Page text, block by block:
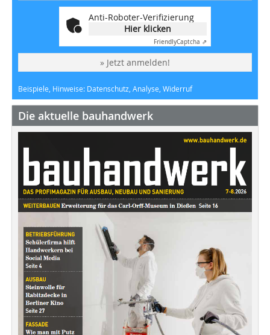
Anti-Roboter-Verifizierung
Hier klicken
FriendlyCaptcha ⇗
» Jetzt anmelden!
Beispiele, Hinweise: Datenschutz, Analyse, Widerruf
Die aktuelle bauhandwerk